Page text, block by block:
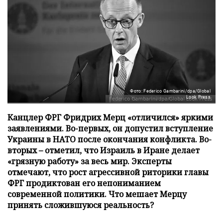
Фото: Federico Gambarini/dpa/Global
Look Press
Канцлер ФРГ Фридрих Мерц «отличился» яркими
заявлениями. Во-первых, он допустил вступление
Украины в НАТО после окончания конфликта. Во-
вторых – отметил, что Израиль в Иране делает
«грязную работу» за весь мир. Эксперты
отмечают, что рост агрессивной риторики главы
ФРГ продиктован его непониманием
современной политики. Что мешает Мерцу
принять сложившуюся реальность?